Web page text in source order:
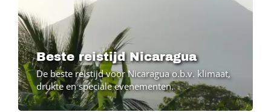
Beste reistijd Nicaragua
De beste reistijd voor Nicaragua o.b.v. klimaat,
drukte en speciale evenementen.